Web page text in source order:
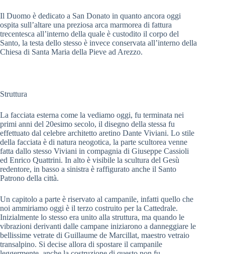
Il Duomo è dedicato a San Donato in quanto ancora oggi
ospita sull’altare una preziosa arca marmorea di fattura
trecentesca all’interno della quale è custodito il corpo del
Santo, la testa dello stesso è invece conservata all’interno della
Chiesa di Santa Maria della Pieve ad Arezzo.
Struttura
La facciata esterna come la vediamo oggi, fu terminata nei
primi anni del 20esimo secolo, il disegno della stessa fu
effettuato dal celebre architetto aretino Dante Viviani. Lo stile
della facciata è di natura neogotica, la parte scultorea venne
fatta dallo stesso Viviani in compagnia di Giuseppe Cassioli
ed Enrico Quattrini. In alto è visibile la scultura del Gesù
redentore, in basso a sinistra è raffigurato anche il Santo
Patrono della città.
Un capitolo a parte è riservato al campanile, infatti quello che
noi ammiriamo oggi è il terzo costruito per la Cattedrale.
Inizialmente lo stesso era unito alla struttura, ma quando le
vibrazioni derivanti dalle campane iniziarono a danneggiare le
bellissime vetrate di Guillaume de Marcillat, maestro vetraio
transalpino. Si decise allora di spostare il campanile